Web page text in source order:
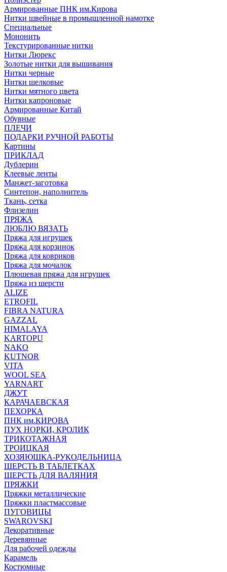
Армированные ПНК им.Кирова
Нитки швейные в промышленной намотке
Специальные
Мононить
Текстурированные нитки
Нитки Люрекс
Золотые нитки для вышивания
Нитки черные
Нитки шелковые
Нитки мятного цвета
Нитки капроновые
Армированные Китай
Обувные
ПЛЕЧИ
ПОДАРКИ РУЧНОЙ РАБОТЫ
Картины
ПРИКЛАД
Дублерин
Клеевые ленты
Манжет-заготовка
Синтепон, наполнитель
Ткань, сетка
Флизелин
ПРЯЖА
ЛЮБЛЮ ВЯЗАТЬ
Пряжа для игрушек
Пряжа для корзинок
Пряжа для ковриков
Пряжа для мочалок
Плюшевая пряжа для игрушек
Пряжа из шерсти
ALIZE
ETROFIL
FIBRA NATURA
GAZZAL
HIMALAYA
KARTOPU
NAKO
KUTNOR
VITA
WOOL SEA
YARNART
ДЖУТ
КАРАЧАЕВСКАЯ
ПЕХОРКА
ПНК им.КИРОВА
ПУХ НОРКИ, КРОЛИК
ТРИКОТАЖНАЯ
ТРОИЦКАЯ
ХОЗЯЮШКА-РУКОДЕЛЬНИЦА
ШЕРСТЬ В ТАБЛЕТКАХ
ШЕРСТЬ ДЛЯ ВАЛЯНИЯ
ПРЯЖКИ
Пряжки металлические
Пряжки пластмассовые
ПУГОВИЦЫ
SWAROVSKI
Декоративные
Деревянные
Для рабочей одежды
Карамель
Костюмные